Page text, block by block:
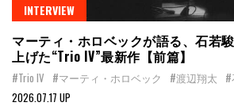
INTERVIEW
マーティ・ホロベックが語る、石若
上げた“Trio IV”最新作【前篇】
#Trio IV #マーティ・ホロベック #渡辺翔太
2026.07.17 UP